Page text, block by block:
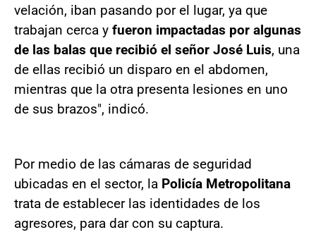
velación, iban pasando por el lugar, ya que
trabajan cerca y fueron impactadas por algunas
de las balas que recibió el señor José Luis, una
de ellas recibió un disparo en el abdomen,
mientras que la otra presenta lesiones en uno
de sus brazos", indicó.
Por medio de las cámaras de seguridad
ubicadas en el sector, la Policía Metropolitana
trata de establecer las identidades de los
agresores, para dar con su captura.